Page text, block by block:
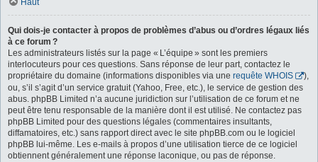
Haut
Qui dois-je contacter à propos de problèmes d’abus ou d’ordres légaux liés
à ce forum ?
Les administrateurs listés sur la page « L’équipe » sont les premiers
interlocuteurs pour ces questions. Sans réponse de leur part, contactez le
propriétaire du domaine (informations disponibles via une requête WHOIS
),
ou, s’il s’agit d’un service gratuit (Yahoo, Free, etc.), le service de gestion des
abus. phpBB Limited n’a aucune juridiction sur l’utilisation de ce forum et ne
peut être tenu responsable de la manière dont il est utilisé. Ne contactez pas
phpBB Limited pour des questions légales (commentaires insultants,
diffamatoires, etc.) sans rapport direct avec le site phpBB.com ou le logiciel
phpBB lui-même. Les e-mails à propos d’une utilisation tierce de ce logiciel
obtiennent généralement une réponse laconique, ou pas de réponse.